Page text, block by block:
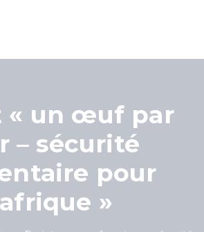
« un œuf par
– sécurité
pour
»